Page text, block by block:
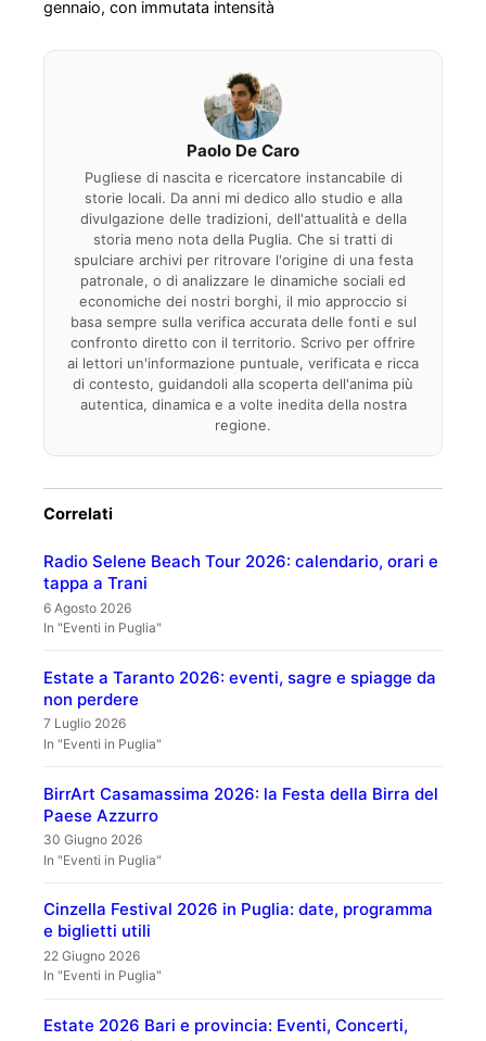
gennaio, con immutata intensità
Paolo De Caro
Pugliese di nascita e ricercatore instancabile di
storie locali. Da anni mi dedico allo studio e alla
divulgazione delle tradizioni, dell'attualità e della
storia meno nota della Puglia. Che si tratti di
spulciare archivi per ritrovare l'origine di una festa
patronale, o di analizzare le dinamiche sociali ed
economiche dei nostri borghi, il mio approccio si
basa sempre sulla verifica accurata delle fonti e sul
confronto diretto con il territorio. Scrivo per offrire
ai lettori un'informazione puntuale, verificata e ricca
di contesto, guidandoli alla scoperta dell'anima più
autentica, dinamica e a volte inedita della nostra
regione.
Correlati
Radio Selene Beach Tour 2026: calendario, orari e
tappa a Trani
6 Agosto 2026
In "Eventi in Puglia"
Estate a Taranto 2026: eventi, sagre e spiagge da
non perdere
7 Luglio 2026
In "Eventi in Puglia"
BirrArt Casamassima 2026: la Festa della Birra del
Paese Azzurro
30 Giugno 2026
In "Eventi in Puglia"
Cinzella Festival 2026 in Puglia: date, programma
e biglietti utili
22 Giugno 2026
In "Eventi in Puglia"
Estate 2026 Bari e provincia: Eventi, Concerti,